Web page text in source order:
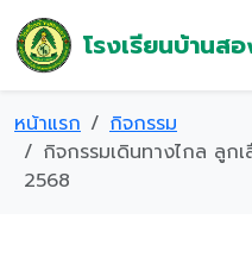
โรงเรียนบ้านส
หน้าแรก
กิจกรรม
กิจกรรมเดินทางไกล ลูก
2568